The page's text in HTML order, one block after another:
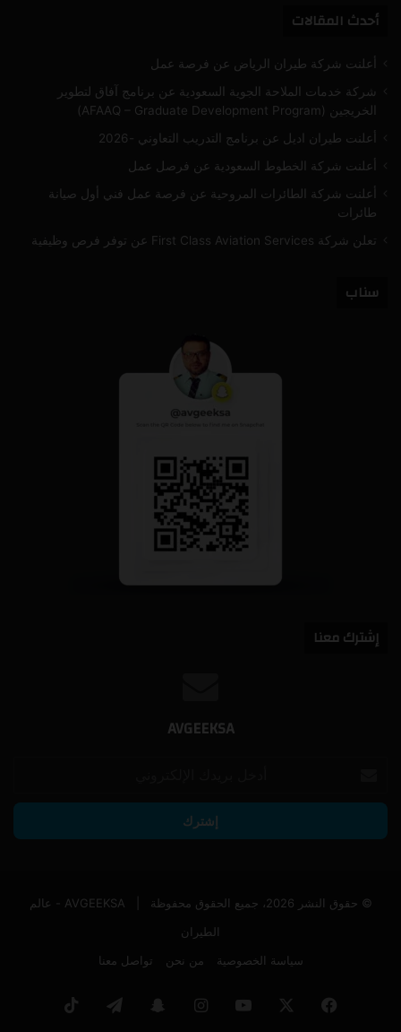
أحدث المقالات
أعلنت شركة طيران الرياض عن فرصة عمل
شركة خدمات الملاحة الجوية السعودية عن برنامج آفاق لتطوير
الخريجين (AFAAQ – Graduate Development Program)
أعلنت طيران اديل عن برنامج التدريب التعاوني -2026
أعلنت شركة الخطوط السعودية عن فرصل عمل
أعلنت شركة الطائرات المروحية عن فرصة عمل فني أول صيانة
طائرات
تعلن شركة First Class Aviation Services عن توفر فرص وظيفية
سناب
إشترك معنا
AVGEEKSA
الإلكتروني
© حقوق النشر 2026، جميع الحقوق محفوظة |
AVGEEKSA - عالم
الطيران
سياسة الخصوصية
من نحن تواصل معنا
فيسبوك ‫YouTubeانستقرامسناب تيلقرام